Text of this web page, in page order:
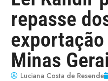
repasse
Minas
Luciana Costa de Resende